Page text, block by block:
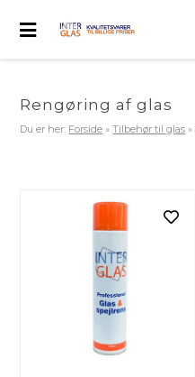
Rengøring af glas
Du er her: Forside »Tilbehør til glas »